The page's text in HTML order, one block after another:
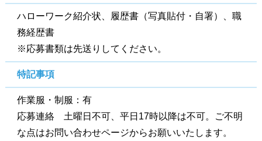
ハローワーク紹介状、履歴書（写真貼付・自署）、職
務経歴書
※応募書類は先送りしてください。
特記事項
作業服・制服：有
応募連絡 土曜日不可、平日17時以降は不可。ご不明
な点はお問い合わせページからお願いいたします。